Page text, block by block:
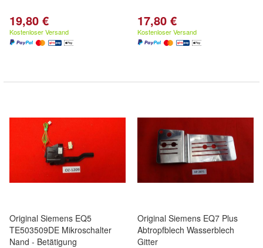
19,80 €
Kostenloser Versand
17,80 €
Kostenloser Versand
Original Siemens EQ5
TE503509DE Mikroschalter
Nand - Betätigung
Original Siemens EQ7 Plus
Abtropfblech Wasserblech
Gitter